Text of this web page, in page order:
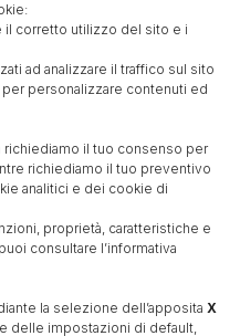
il corretto utilizzo del sito e i
ad analizzare il traffico sul sito
personalizzare contenuti ed
richiediamo il tuo consenso per
richiediamo il tuo preventivo
analitici e dei cookie di
proprietà, caratteristiche e
consultare l’informativa
la selezione dell’apposita X
delle impostazioni di default,
vendita vini e
liquori
un'attività di
vendita vini e